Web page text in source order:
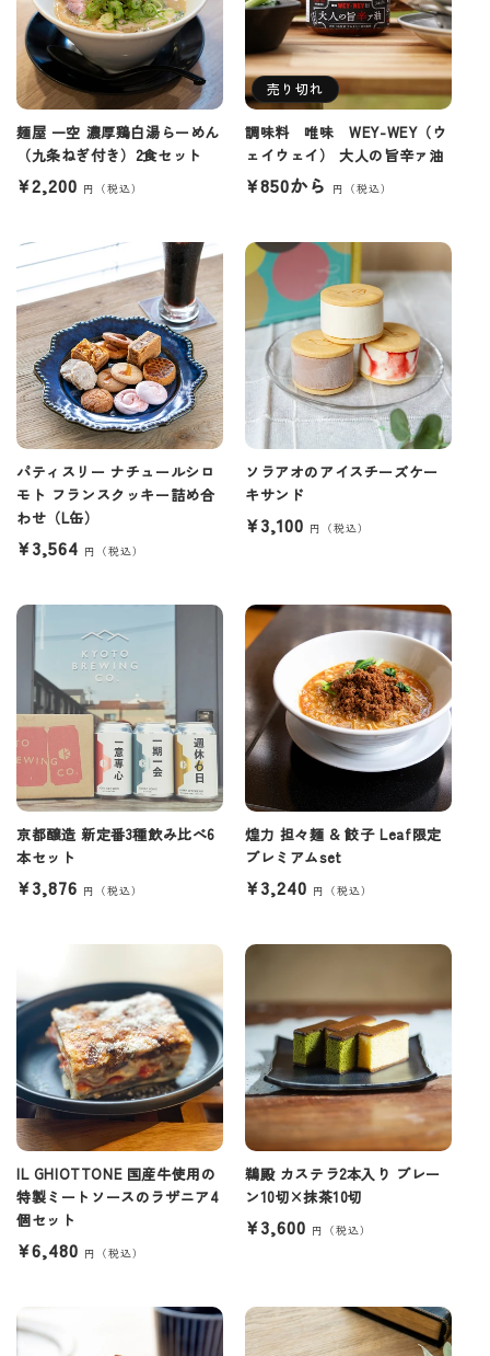
麺屋 一空 濃厚鶏白湯らーめん
（九条ねぎ付き）2食セット
通
価
格
¥2,200
売り切れ
調味料 唯味 WEY-WEY（ウ
ェイウェイ） 大人の旨辛ァ油
通
価
格
¥850から
パティスリー ナチュールシロ
モト フランスクッキー詰め合
わせ（L缶）
通
価
¥3,564
ソラアオのアイスチーズケー
キサンド
通
格
¥3,100
京都醸造 新定番3種飲み比べ6
本セット
通
¥3,876
煌力 担々麺 & 餃子 Leaf限定
プレミアムset
通
価
¥3,240
IL GHIOTTONE 国産牛使用の
特製ミートソースのラザニア4
個セット
通
格
¥6,480
鵜殿 カステラ2本入り プレー
ン10切×抹茶10切
通
格
¥3,600